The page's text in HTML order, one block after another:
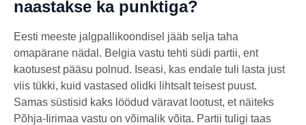
naastakse ka punktiga?
Eesti meeste jalgpallikoondisel jääb selja taha
omapärane nädal. Belgia vastu tehti südi partii, ent
kaotusest pääsu polnud. Iseasi, kas endale tuli lasta just
viis tükki, kuid vastased olidki lihtsalt teisest puust.
Samas süstisid kaks löödud väravat lootust, et näiteks
Põhja-Iirimaa vastu on võimalik võita. Partii tuligi taas